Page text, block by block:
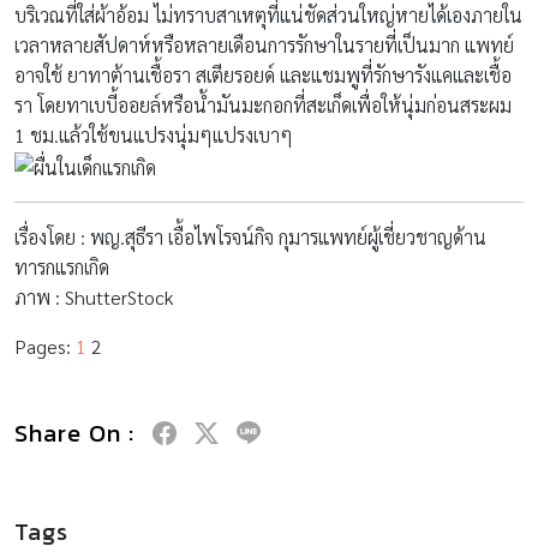
บริเวณที่ใส่ผ้าอ้อม ไม่ทราบสาเหตุที่แน่ชัดส่วนใหญ่หายได้เองภายใน
เวลาหลายสัปดาห์หรือหลายเดือนการรักษาในรายที่เป็นมาก แพทย์
อาจใช้ ยาทาต้านเชื้อรา สเตียรอยด์ และแชมพูที่รักษารังแคและเชื้อ
รา โดยทาเบบี้ออยล์หรือน้ำมันมะกอกที่สะเก็ดเพื่อให้นุ่มก่อนสระผม
1 ชม.แล้วใช้ขนแปรงนุ่มๆแปรงเบาๆ
เรื่องโดย : พญ.สุธีรา เอื้อไพโรจน์กิจ กุมารแพทย์ผู้เชี่ยวชาญด้าน
ทารกแรกเกิด
ภาพ : ShutterStock
Pages: 1 2
Share On :
Tags